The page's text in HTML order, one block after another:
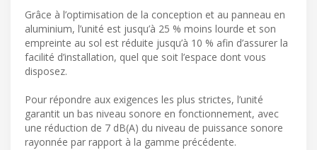
Grâce à l’optimisation de la conception et au panneau en
aluminium, l’unité est jusqu’à 25 % moins lourde et son
empreinte au sol est réduite jusqu’à 10 % afin d’assurer la
facilité d’installation, quel que soit l’espace dont vous
disposez.
Pour répondre aux exigences les plus strictes, l’unité
garantit un bas niveau sonore en fonctionnement, avec
une réduction de 7 dB(A) du niveau de puissance sonore
rayonnée par rapport à la gamme précédente.